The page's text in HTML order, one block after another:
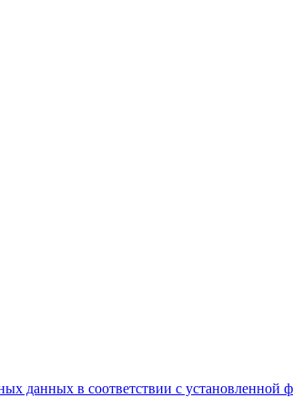
данных в соответствии с установленной